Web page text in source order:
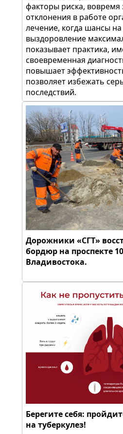
факторы риска, вовремя
отклонения в работе
лечение, когда шансы
выздоровление
показывает практика,
своевременная
повышает
позволяет избежать
последствий.
Дорожники «СГТ»
бордюр на проспекте
Владивостока.
Берегите себя:
на туберкулез!